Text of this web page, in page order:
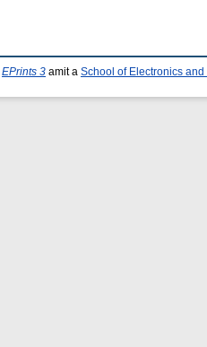
EPrints 3 amit a School of Electronics